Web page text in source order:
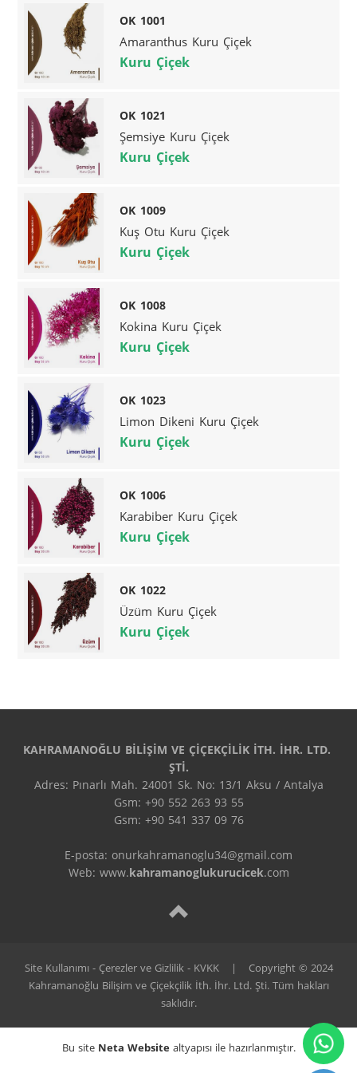
OK 1001
Amaranthus Kuru Çiçek
Kuru Çiçek
OK 1021
Şemsiye Kuru Çiçek
Kuru Çiçek
OK 1009
Kuş Otu Kuru Çiçek
Kuru Çiçek
OK 1008
Kokina Kuru Çiçek
Kuru Çiçek
OK 1023
Limon Dikeni Kuru Çiçek
Kuru Çiçek
OK 1006
Karabiber Kuru Çiçek
Kuru Çiçek
OK 1022
Üzüm Kuru Çiçek
Kuru Çiçek
KAHRAMANOĞLU BİLİŞİM VE ÇİÇEKÇİLİK İTH. İHR. LTD.
ŞTİ.
Adres: Pınarlı Mah. 24001 Sk. No: 13/1 Aksu / Antalya
Gsm: +90 552 263 93 55
Gsm: +90 541 337 09 76
E-posta: onurkahramanoglu34@gmail.com
Web: www.kahramanoglukurucicek.com
Site Kullanımı - Çerezler ve Gizlilik - KVKK |
Copyright © 2024
Kahramanoğlu Bilişim ve Çiçekçilik İth. İhr. Ltd. Şti. Tüm hakları
saklıdır.
Bu site Neta Websitealtyapısı ile hazırlanmıştır.